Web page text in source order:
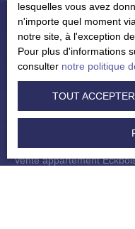
Je recherche un bien
Vente appartement
Vente appartement
Vente appartement
Vente appartement
lesquelles vous avez
n'importe quel moment
notre site, à l'exception
Pour plus d'informations
consulter notre politique
TOUT ACCEPTER